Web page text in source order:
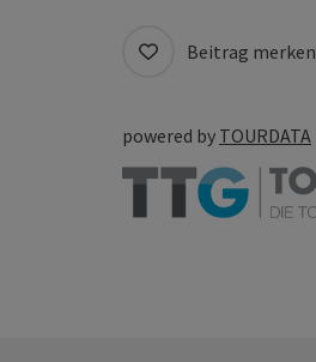
Beitrag merken
powered by TOURDATA